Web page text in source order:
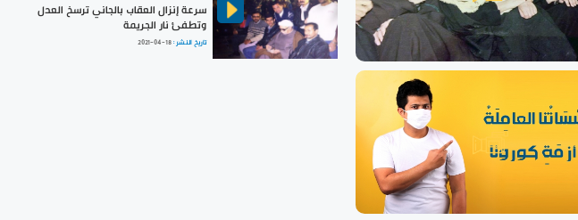
سرعة إنزال العقاب بالجاني ترسخ العدل
وتطفئ نار الجريمة
تاريخ النشر :2021-04-18